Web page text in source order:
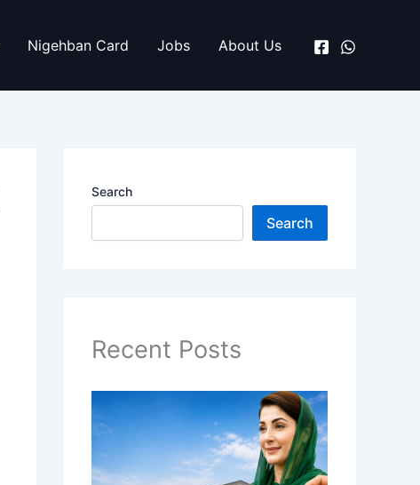
Nigehban Card Jobs About Us
Search
Search
Recent Posts